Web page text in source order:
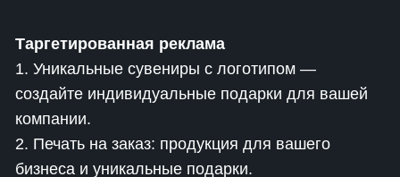
Таргетированная реклама
1. Уникальные сувениры с логотипом —
создайте индивидуальные подарки для вашей
компании.
2. Печать на заказ: продукция для вашего
бизнеса и уникальные подарки.